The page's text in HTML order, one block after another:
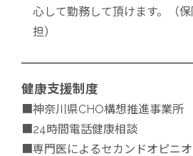
心して勤務して頂けます。（
担）
健康支援制度
■神奈川県CHO構想推進事業所
■24時間電話健康相談
■専門医によるセカンドオピニ